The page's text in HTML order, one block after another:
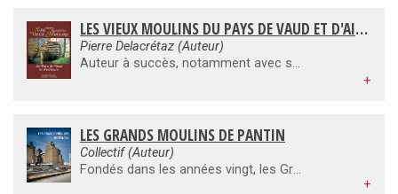
LES VIEUX MOULINS DU PAYS DE VAUD ET D'AILLEURS
Pierre Delacrétaz (Auteur)
Auteur à succès, notamment avec ses livres sur les vieux fours à pain (30 000 ex.), Pierre Delacrétaz a publié cet ouvrage sur les vieux moulins aux Editions Delplast en 1986. Indisponible depuis plus de dix ans, cet ouvrage dont nous venons de récupérer plusieurs centaines d'exemplaires, devrait intéresser tous les amateurs d'histoire touchant à la mémoire de la culture des céréales à leur transformation et surtout à la longue histoire des moulins du Pays de Vaud. Un important chapitre raconte en détails l'apparition du moulin dans l'histoire des hommes. Cet ouvrage est abondamment illustré, notamment de photos en couleurs.
+
LES GRANDS MOULINS DE PANTIN
Collectif (Auteur)
Fondés dans les années vingt, les Grands Moulins de Pantin constituent l'un des sites du patrimoine industriel français. Ce beau livre richement illustré, basé sur des recherches inédites, retrace leur histoire, et à travers elle, celle d'une ville en mutation aux portes de Paris. Innovations architecturales et industrielles ont façonné cet ensemble, jusqu'au chantier titanesque mené actuellement, qui entend reconvertir les lieux en bureaux tout en préservant la mémoire du lieu. Entre épopée de la minoterie industrielle et audaces architecturales, une aventure humaine se dessine...
+